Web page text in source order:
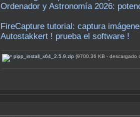
Ordenador y Astronomía 2026:
FireCapture tutorial: captura
Autostakkert ! prueba el software !
pipp_install_x64_2.5.9.zip (9700.36 KB - descargado